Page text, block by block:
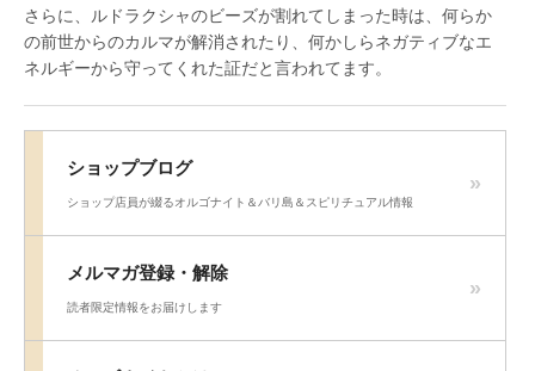
さらに、ルドラクシャのビーズが割れてしまった時は、何らか
の前世からのカルマが解消されたり、何かしらネガティブなエ
ネルギーから守ってくれた証だと言われてます。
ショップブログ
ショップ店員が綴るオルゴナイト＆バリ島＆スピリチュアル情報
メルマガ登録・解除
読者限定情報をお届けします